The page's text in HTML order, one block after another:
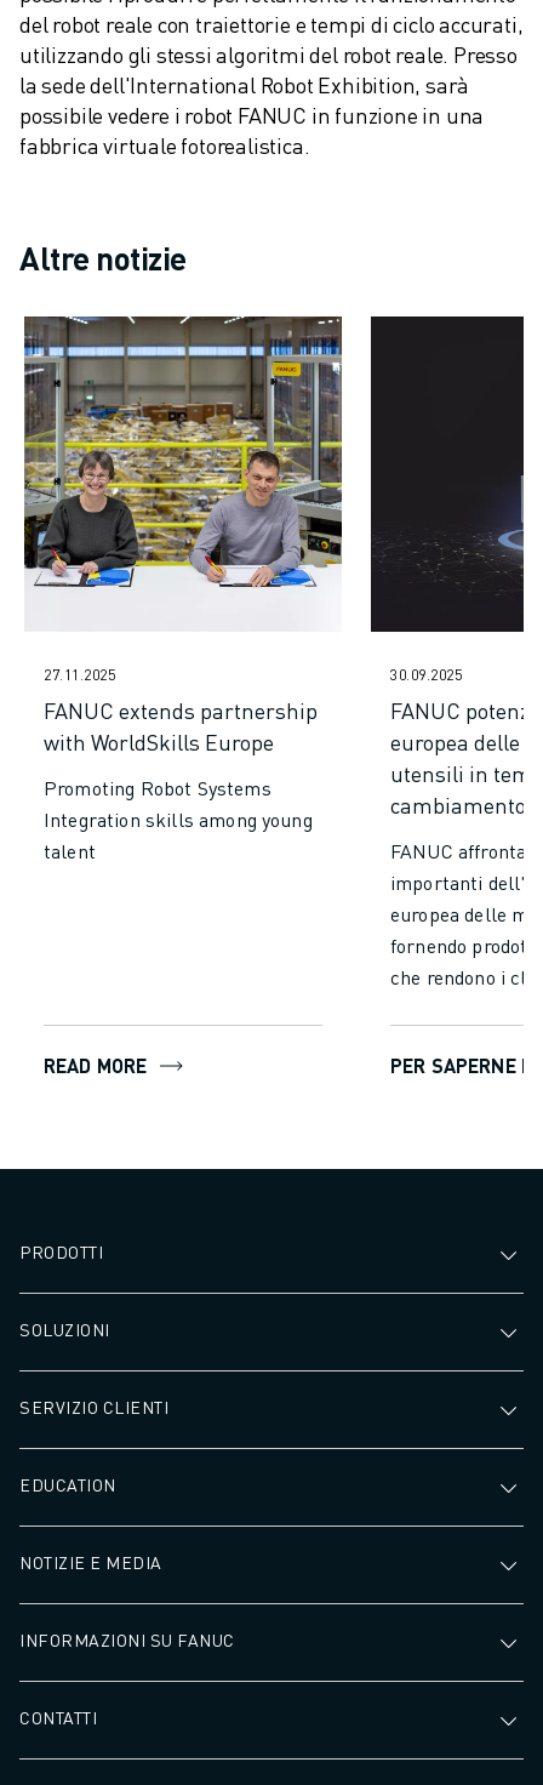
del robot reale con traiettorie e tempi di ciclo accurati,
utilizzando gli stessi algoritmi del robot reale. Presso
la sede dell'International Robot Exhibition, sarà
possibile vedere i robot FANUC in funzione in una
fabbrica virtuale fotorealistica.
Altre notizie
27.11.2025
FANUC extends partnership
with WorldSkills Europe
Promoting Robot Systems
Integration skills among young
talent
READ MORE
30.09.2025
FANUC
europea delle
utensili in
cambiamento
FANUC affronta
importanti
europea delle
fornendo
che rendono i
PER SAPERNE
PRODOTTI
SOLUZIONI
SERVIZIO CLIENTI
EDUCATION
NOTIZIE E MEDIA
INFORMAZIONI SU FANUC
CONTATTI